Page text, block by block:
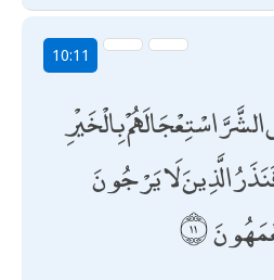
10:11
اسْتِعْجَالَهُمْ بِالْخَيْرِ
الَّذِينَ لَا يَرْجُونَ